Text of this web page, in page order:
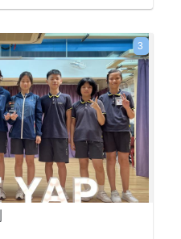
3